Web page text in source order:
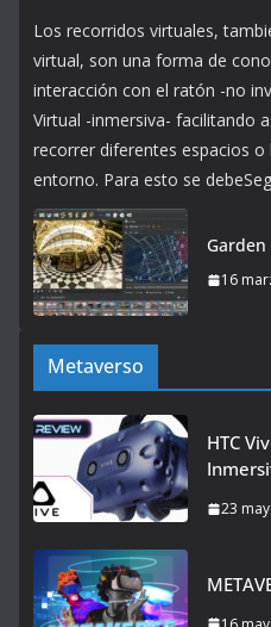
Los recorridos virtuales,
virtual, son una forma de
interacción con el ratón -no
Virtual -inmersiva- facilitando
recorrer diferentes espacios
entorno. Para esto se
Garden
16
Metaverso
HTC
23